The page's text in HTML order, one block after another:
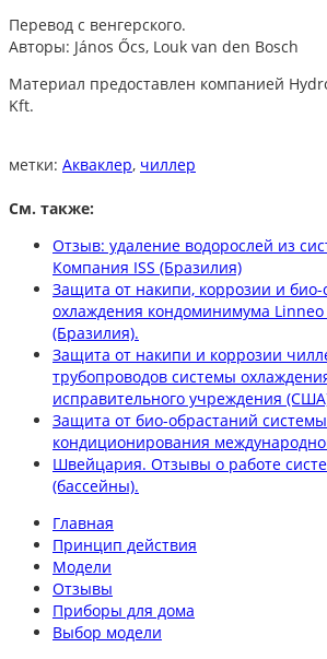
Перевод с венгерского.
Авторы: János Őcs, Louk van den Bosch
Материал предоставлен компанией
Kft.
метки: Акваклер, чиллер
См. также:
Отзыв: удаление водорослей из
Компания ISS (Бразилия)
Защита от накипи, коррозии и
охлаждения кондоминимума
(Бразилия).
Защита от накипи и коррозии
трубопроводов системы
исправительного учреждения
Защита от био-обрастаний
кондиционирования
Швейцария. Отзывы о работе
(бассейны).
Главная
Принцип действия
Модели
Отзывы
Приборы для дома
Выбор модели